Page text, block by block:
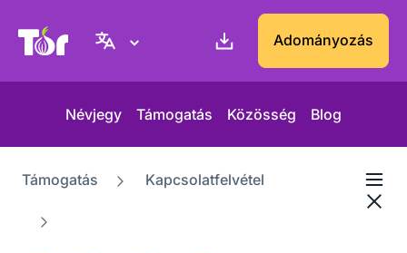
Tor Projekt weboldal Adományozás
Névjegy Támogatás Közösség Blog
Támogatás Kapcsolatfelvétel